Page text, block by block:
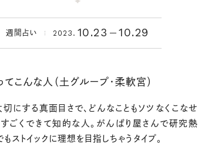
週間占い 2023. 10.23 10.29
てこんな人（土グループ・柔軟宮）
にする真面目さで、どんなこともソツなくこなせ
ごくできて知的な人。がんばり屋さんで研究熱
もストイックに理想を目指しちゃうタイプ。